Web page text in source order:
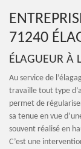
71240
ÉLAGUEUR À
Au service de
travaille tout type
permet de
sa tenue en vue
souvent réalisé en
C’est une